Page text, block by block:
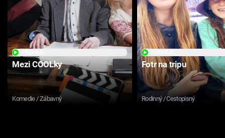
Mezi COOLky
Komedie / Zábavný
Fotr na tripu
Rodinný / Cestopisný